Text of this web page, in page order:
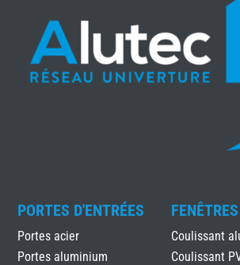
PORTES D'ENTRÉES
Portes acier
Portes aluminium
FENÊTRES
Coulissant
Coulissant